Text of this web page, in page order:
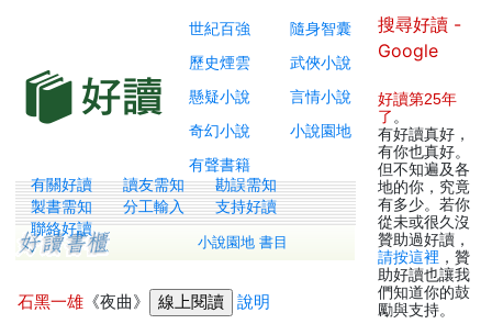
世紀百強
隨身智囊
歷史煙雲
武俠小說
懸疑小說
言情小說
奇幻小說
小說園地
有聲書籍
有關好讀 讀友需知
勘誤需知
製書需知
分工輸入
支持好讀
聯絡好讀
小說園地 書目
石黑一雄 《夜曲》 說明
搜尋好讀 -
Google
好讀第25年
了 。
有好讀真好，
有你也真好。
但不知遍及各
地的你，究竟
有多少。若你
從未或很久沒
贊助過好讀，
請按這裡 ，贊
助好讀也讓我
們知道你的鼓
勵與支持。